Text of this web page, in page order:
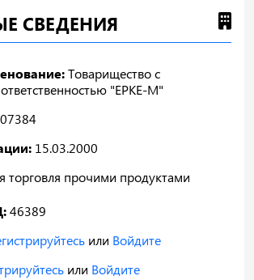
СВЕДЕНИЯ
Товарищество с
"ЕРКЕ-М"
15.03.2000
торговля прочими продуктами
46389
или Войдите
или Войдите